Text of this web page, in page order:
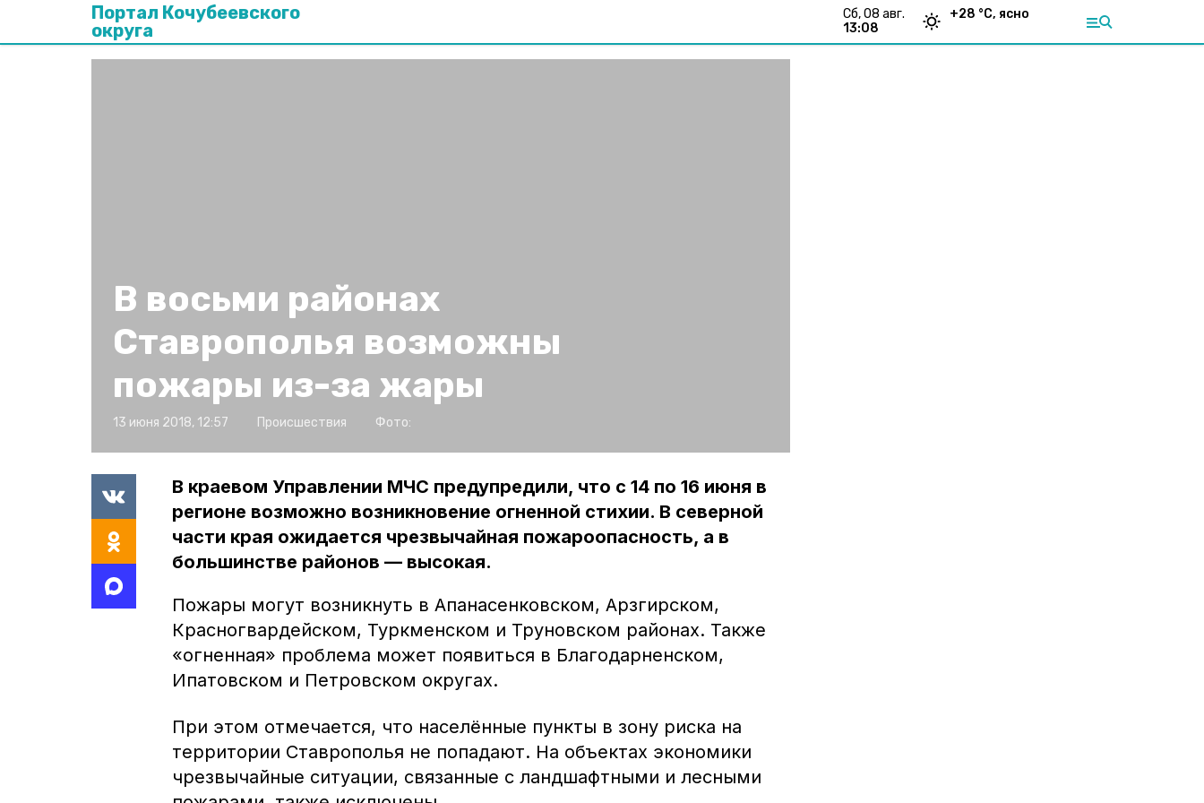
Портал Кочубеевского
округа
сб, 08 авг.
13:08
+28 °С, ясно
В восьми районах
Ставрополья возможны
пожары из-за жары
13 июня 2018, 12:57 Происшествия Фото:
В краевом Управлении МЧС предупредили, что с 14 по 16 июня в
регионе возможно возникновение огненной стихии. В северной
части края ожидается чрезвычайная пожароопасность, а в
большинстве районов — высокая.
Пожары могут возникнуть в Апанасенковском, Арзгирском,
Красногвардейском, Туркменском и Труновском районах. Также
«огненная» проблема может появиться в Благодарненском,
Ипатовском и Петровском округах.
При этом отмечается, что населённые пункты в зону риска на
территории Ставрополья не попадают. На объектах экономики
чрезвычайные ситуации, связанные с ландшафтными и лесными